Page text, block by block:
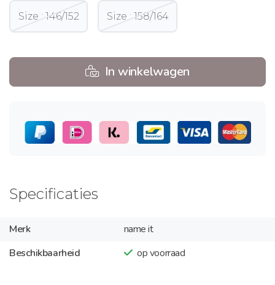
Size : 146/152 Size : 158/164
In winkelwagen
Specificaties
Merk
name it
Beschikbaarheid
op voorraad